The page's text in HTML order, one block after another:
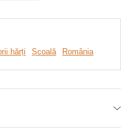
din plăci
orice model. Folosimcea
hărți Școală România